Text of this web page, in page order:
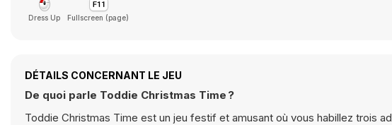
Dress Up Fullscreen (page)
DÉTAILS CONCERNANT LE JEU
De quoi parle Toddie Christmas Time ?
Toddie Christmas Time est un jeu festif et amusant où vous habillez trois